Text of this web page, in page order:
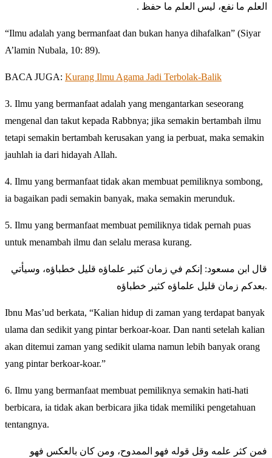
. العلم ما نفع، ليس العلم ما حفظ
“Ilmu adalah yang bermanfaat dan bukan hanya dihafalkan” (Siyar
A’lamin Nubala, 10: 89).
BACA JUGA: Kurang Ilmu Agama Jadi Terbolak-Balik
3. Ilmu yang bermanfaat adalah yang mengantarkan seseorang
mengenal dan takut kepada Rabbnya; jika semakin bertambah ilmu
tetapi semakin bertambah kerusakan yang ia perbuat, maka semakin
jauhlah ia dari hidayah Allah.
4. Ilmu yang bermanfaat tidak akan membuat pemiliknya sombong,
ia bagaikan padi semakin banyak, maka semakin merunduk.
5. Ilmu yang bermanfaat membuat pemiliknya tidak pernah puas
untuk menambah ilmu dan selalu merasa kurang.
قال ابن مسعود: إنكم في زمان كثير علماؤه قليل خطباؤه، وسيأتي
بعدكم زمان قليل علماؤه كثير خطباؤه.
Ibnu Mas’ud berkata, “Kalian hidup di zaman yang terdapat banyak
ulama dan sedikit yang pintar berkoar-koar. Dan nanti setelah kalian
akan ditemui zaman yang sedikit ulama namun lebih banyak orang
yang pintar berkoar-koar.”
6. Ilmu yang bermanfaat membuat pemiliknya semakin hati-hati
berbicara, ia tidak akan berbicara jika tidak memiliki pengetahuan
tentangnya.
فمن كثر علمه وقل قوله فهو الممدوح، ومن كان بالعكس فهو